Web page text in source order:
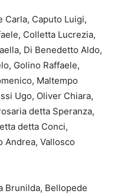
Carla, Caputo Luigi,
Colletta Lucrezia,
Di Benedetto Aldo,
Golino Raffaele,
Maltempo
Ugo, Oliver Chiara,
detta Speranza,
detta Conci,
Andrea, Vallosco
Brunilda, Bellopede